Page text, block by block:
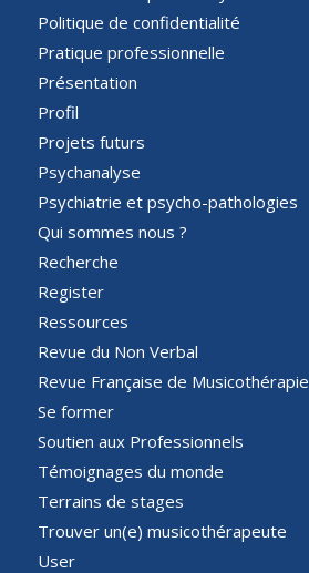
Politique de confidentialité
Pratique professionnelle
Présentation
Profil
Projets futurs
Psychanalyse
Psychiatrie et psycho-pathologies
Qui sommes nous ?
Recherche
Register
Ressources
Revue du Non Verbal
Revue Française de Musicothérapie
Se former
Soutien aux Professionnels
Témoignages du monde
Terrains de stages
Trouver un(e) musicothérapeute
User